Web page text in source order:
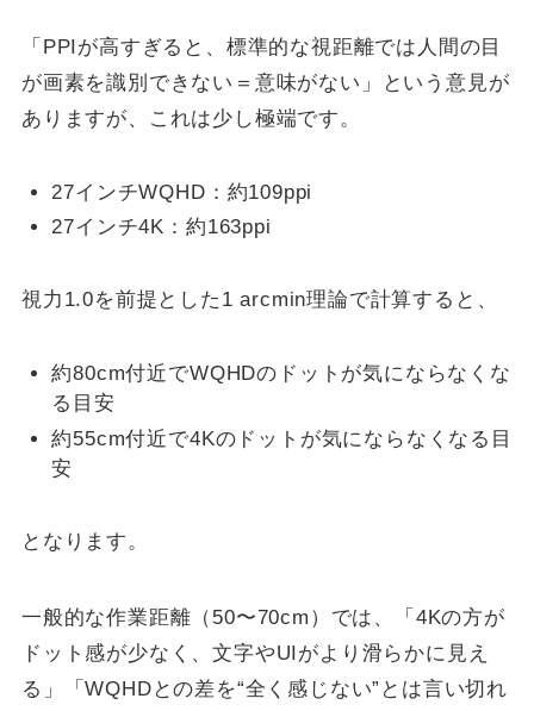
「PPIが高すぎると、標準的な視距離では人間の目
が画素を識別できない＝意味がない」という意見が
ありますが、これは少し極端です。
27インチWQHD：約109ppi
27インチ4K：約163ppi
視力1.0を前提とした1 arcmin理論で計算すると、
約80cm付近でWQHDのドットが気にならなくな
る目安
約55cm付近で4Kのドットが気にならなくなる目
安
となります。
一般的な作業距離（50〜70cm）では、「4Kの方が
ドット感が少なく、文字やUIがより滑らかに見え
る」「WQHDとの差を“全く感じない”とは言い切れ